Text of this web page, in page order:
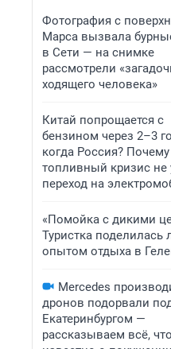
Фотография с
Марса вызвала
в Сети — на снимке
рассмотрели
ходящего человека»
Китай попрощается с
бензином через 2–3
когда Россия? Почему
топливный кризис не
переход на
«Помойка с дикими
Туристка поделилась
опытом отдыха в
Mercedes
дронов подорвали
Екатеринбургом —
рассказываем всё, что